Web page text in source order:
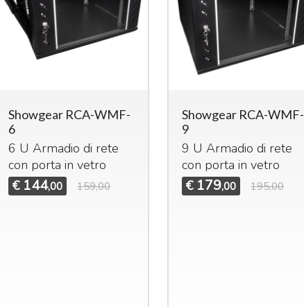
Showgear RCA-WMF-
6
6 U Armadio di rete
con porta in vetro
€ 144,00 159,00
Showgear RCA-WMF-
9
9 U Armadio di rete
con porta in vetro
€ 179,00 195,00